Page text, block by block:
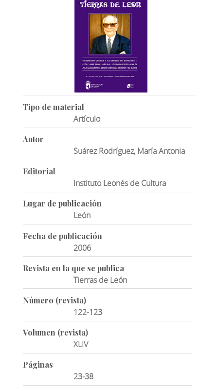
Tipo de material
Artículo
Autor
Suárez Rodríguez, María Antonia
Editorial
Instituto Leonés de Cultura
Lugar de publicación
León
Fecha de publicación
2006
Revista en la que se publica
Tierras de León
Número (revista)
122-123
Volumen (revista)
XLIV
Páginas
23-38